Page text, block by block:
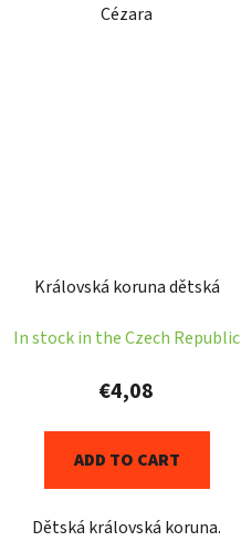
Cézara
Královská koruna dětská
In stock in the Czech Republic
€4,08
ADD TO CART
Dětská královská koruna.